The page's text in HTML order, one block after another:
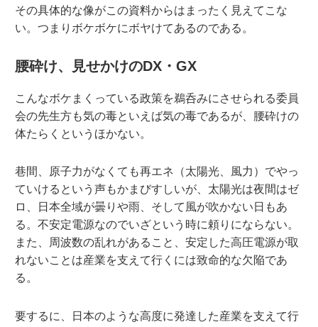
その具体的な像がこの資料からはまったく見えてこな
い。つまりボケボケにボヤけてあるのである。
腰砕け、見せかけのDX・GX
こんなボケまくっている政策を鵜呑みにさせられる委員
会の先生方も気の毒といえば気の毒であるが、腰砕けの
体たらくというほかない。
巷間、原子力がなくても再エネ（太陽光、風力）でやっ
ていけるという声もかまびすしいが、太陽光は夜間はゼ
ロ、日本全域が曇りや雨、そして風が吹かない日もあ
る。不安定電源なのでいざという時に頼りにならない。
また、周波数の乱れがあること、安定した高圧電源が取
れないことは産業を支えて行くには致命的な欠陥であ
る。
要するに、日本のような高度に発達した産業を支えて行